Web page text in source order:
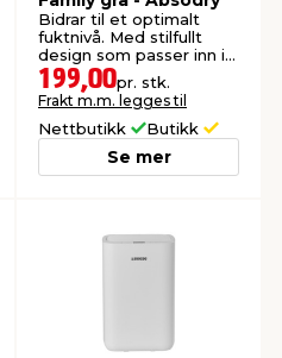
Bidrar til et optimalt
fuktnivå. Med stilfullt
design som passer inn i
alle rom.
199,00pr. stk.
Frakt m.m. legges til
Nettbutikk Butikk
Se mer